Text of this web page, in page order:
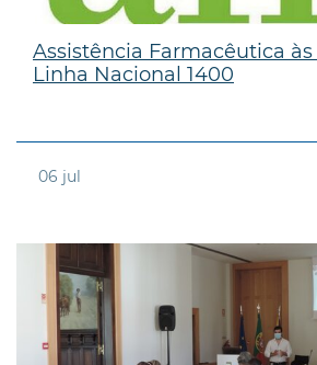
Assistência Farmacêutica
Linha Nacional 1400
06 jul